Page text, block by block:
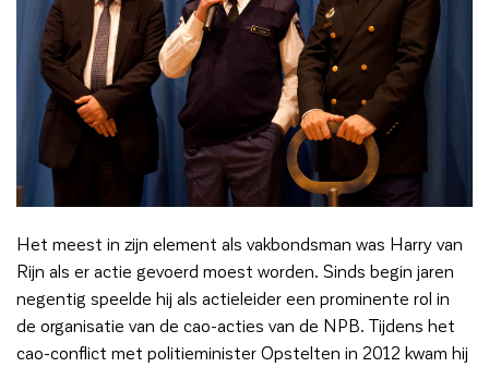
Het meest in zijn element als vakbondsman was Harry van
Rijn als er actie gevoerd moest worden. Sinds begin jaren
negentig speelde hij als actieleider een prominente rol in
de organisatie van de cao-acties van de NPB. Tijdens het
cao-conflict met politieminister Opstelten in 2012 kwam hij